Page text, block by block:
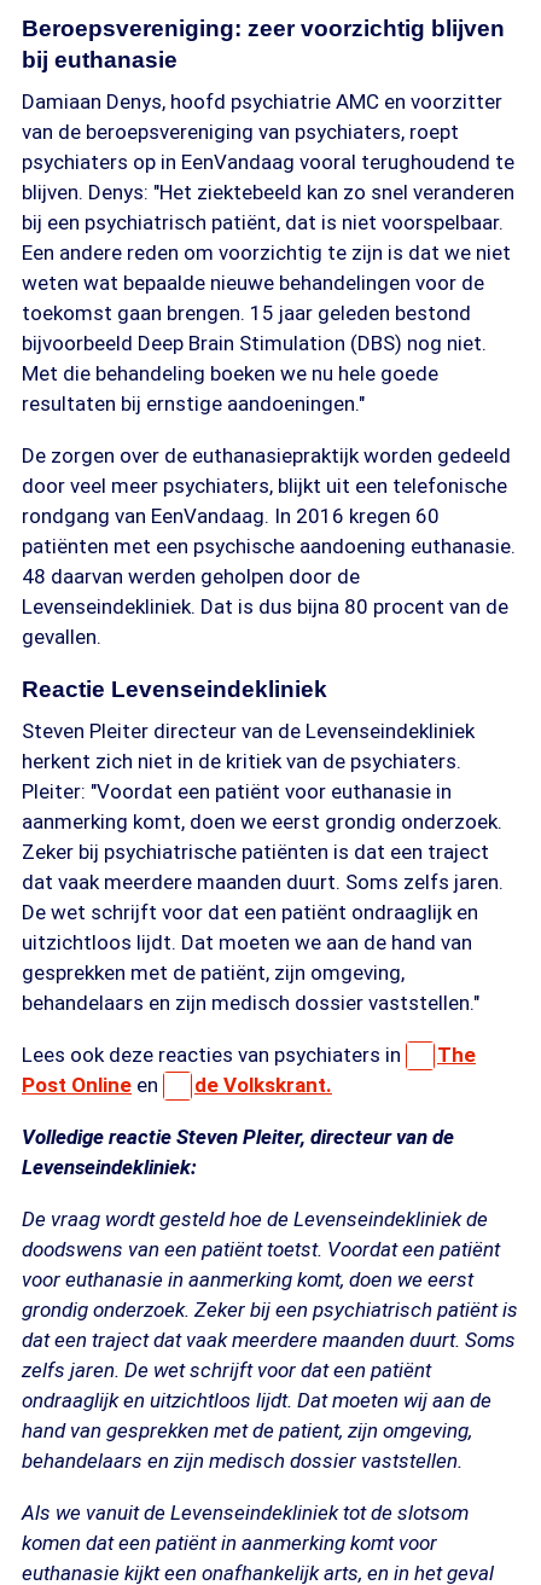
Beroepsvereniging: zeer voorzichtig blijven
bij euthanasie
Damiaan Denys, hoofd psychiatrie AMC en voorzitter
van de beroepsvereniging van psychiaters, roept
psychiaters op in EenVandaag vooral terughoudend te
blijven. Denys: "Het ziektebeeld kan zo snel veranderen
bij een psychiatrisch patiënt, dat is niet voorspelbaar.
Een andere reden om voorzichtig te zijn is dat we niet
weten wat bepaalde nieuwe behandelingen voor de
toekomst gaan brengen. 15 jaar geleden bestond
bijvoorbeeld Deep Brain Stimulation (DBS) nog niet.
Met die behandeling boeken we nu hele goede
resultaten bij ernstige aandoeningen."
De zorgen over de euthanasiepraktijk worden gedeeld
door veel meer psychiaters, blijkt uit een telefonische
rondgang van EenVandaag. In 2016 kregen 60
patiënten met een psychische aandoening euthanasie.
48 daarvan werden geholpen door de
Levenseindekliniek. Dat is dus bijna 80 procent van de
gevallen.
Reactie Levenseindekliniek
Steven Pleiter directeur van de Levenseindekliniek
herkent zich niet in de kritiek van de psychiaters.
Pleiter: "Voordat een patiënt voor euthanasie in
aanmerking komt, doen we eerst grondig onderzoek.
Zeker bij psychiatrische patiënten is dat een traject
dat vaak meerdere maanden duurt. Soms zelfs jaren.
De wet schrijft voor dat een patiënt ondraaglijk en
uitzichtloos lijdt. Dat moeten we aan de hand van
gesprekken met de patiënt, zijn omgeving,
behandelaars en zijn medisch dossier vaststellen."
Lees ook deze reacties van psychiaters in
The
Post Online en de Volkskrant.
Volledige reactie Steven Pleiter, directeur van de
Levenseindekliniek:
De vraag wordt gesteld hoe de Levenseindekliniek de
doodswens van een patiënt toetst. Voordat een patiënt
voor euthanasie in aanmerking komt, doen we eerst
grondig onderzoek. Zeker bij een psychiatrisch patiënt is
dat een traject dat vaak meerdere maanden duurt. Soms
zelfs jaren. De wet schrijft voor dat een patiënt
ondraaglijk en uitzichtloos lijdt. Dat moeten wij aan de
hand van gesprekken met de patient, zijn omgeving,
behandelaars en zijn medisch dossier vaststellen.
Als we vanuit de Levenseindekliniek tot de slotsom
komen dat een patiënt in aanmerking komt voor
euthanasie kijkt een onafhankelijk arts, en in het geval